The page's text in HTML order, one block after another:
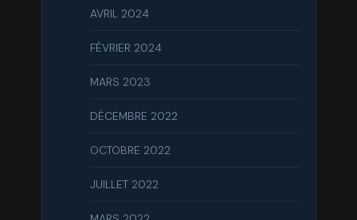
AVRIL 2024
FÉVRIER 2024
MARS 2023
DÉCEMBRE 2022
OCTOBRE 2022
JUILLET 2022